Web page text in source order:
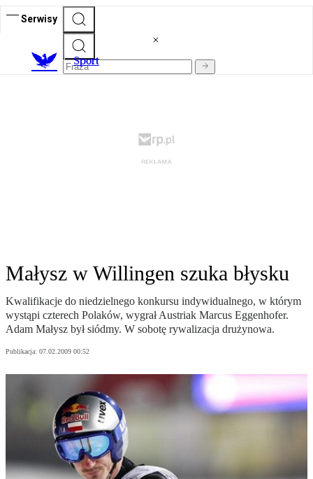
Serwisy
Sport
Małysz w Willingen szuka błysku
Kwalifikacje do niedzielnego konkursu indywidualnego, w którym
wystąpi czterech Polaków, wygrał Austriak Marcus Eggenhofer.
Adam Małysz był siódmy. W sobotę rywalizacja drużynowa.
Publikacja: 07.02.2009 00:52